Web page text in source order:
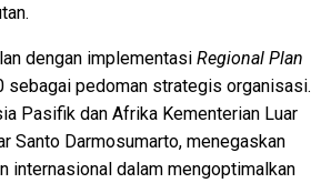
dengan implementasi Regional Plan
sebagai pedoman strategis organisasi.
Pasifik dan Afrika Kementerian Luar
Santo Darmosumarto, menegaskan
internasional dalam mengoptimalkan